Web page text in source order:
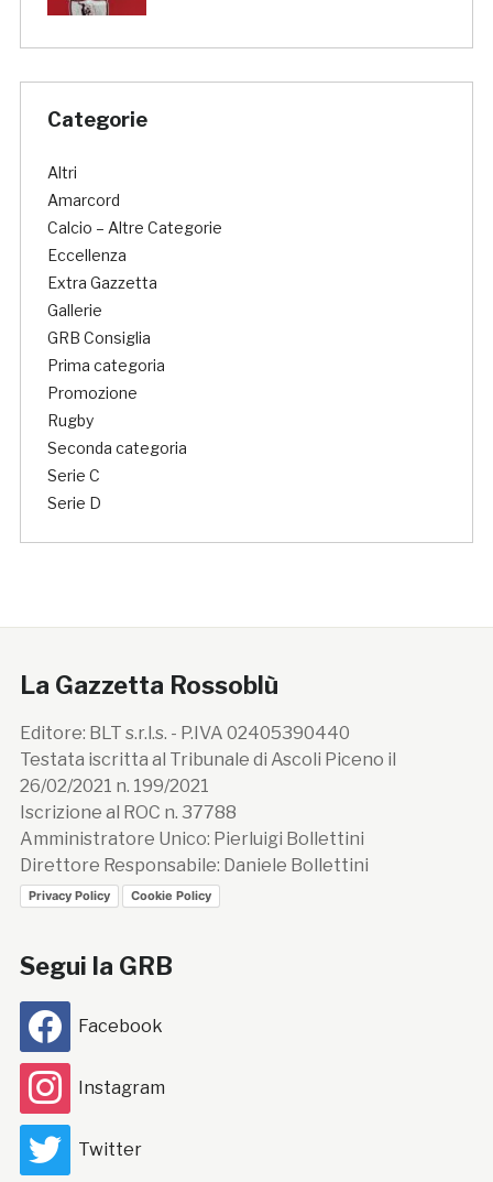
Categorie
Altri
Amarcord
Calcio – Altre Categorie
Eccellenza
Extra Gazzetta
Gallerie
GRB Consiglia
Prima categoria
Promozione
Rugby
Seconda categoria
Serie C
Serie D
La Gazzetta Rossoblù
Editore: BLT s.r.l.s. - P.IVA 02405390440
Testata iscritta al Tribunale di Ascoli Piceno il
26/02/2021 n. 199/2021
Iscrizione al ROC n. 37788
Amministratore Unico: Pierluigi Bollettini
Direttore Responsabile: Daniele Bollettini
Privacy Policy Cookie Policy
Segui la GRB
Facebook
Instagram
Twitter